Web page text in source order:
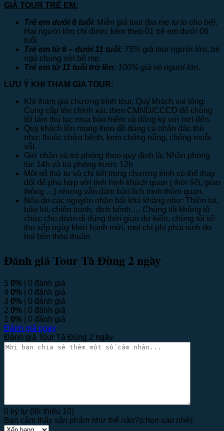
GIÁ TOUR TRẺ EM:
Trẻ em dưới 6 tuổi: Miễn giá tour (ba mẹ tự lo cho bé).
Hai người lớn chỉ được kèm theo 01 trẻ em dưới 06
tuổi
Trẻ em từ 6 – dưới 11 tuổi: 75% giá tour người lớn, bé
ngủ chung với bố mẹ.
Trẻ em từ 11 tuổi trở lên: 100% giá vé người lớn.
LƯU Ý KHI THAM GIA TOUR:
Khi tham gia chương trình tour, Quý khách vui lòng:
Cung cấp tên chính xác theo CMND/CCCD để chúng
tôi làm thủ tục mua bảo hiểm và đăng ký với nơi đến.
Quý khách lên mang theo đồ dùng cá nhân đặc thù
như: thuốc chữa bệnh, kem chống nắng, chống muỗi
vắt.
Giờ nhận và trả phòng theo quy định là: Nhận phòng
lúc 14h và trả phòng trước 12h
Một số thứ tự và chi tiết trong chương trình có thể thay
đổi để phù hợp với tình hình khách quan ( thời tiết, giao
thông …) nhưng vẫn đảm bảo lịch trình thăm quan.
Nếu do các nguyên nhân bất khả kháng như: Thiên tai,
bão lụt, chiến tranh, dịch bệnh…. Chúng tôi không tổ
chức cho đoàn đi đúng thời gian dự kiến, chúng tôi sẽ
thu xếp ngày khởi hành mới, mọi chi phí phát sinh do
hai bên thỏa thuận
Đánh giá Tour Tà Đùng 2 ngày
5 0% | 0 đánh giá
4 0% | 0 đánh giá
3 0% | 0 đánh giá
2 0% | 0 đánh giá
1 0% | 0 đánh giá
Đánh giá ngay
Đánh giá Tour Tà Đùng 2 ngày
0 ký tự (tối thiểu 10)
Bạn cảm thấy sản phẩm như thế nào?(chọn sao nhé):